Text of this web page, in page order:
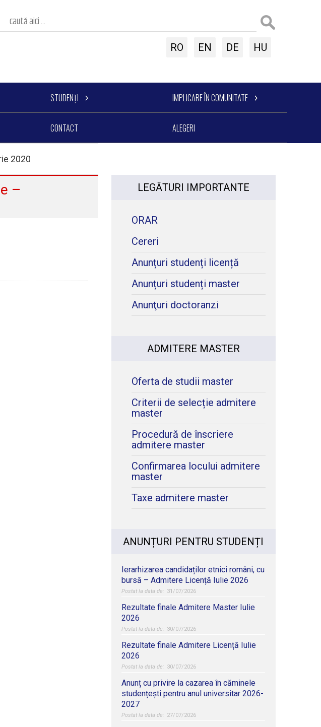
RO EN DE HU
STUDENȚI IMPLICARE ÎN COMUNITATE
CONTACT ALEGERI
2020
–
LEGĂTURI IMPORTANTE
ORAR
Cereri
Anunțuri studenți licență
Anunțuri studenți master
Anunţuri doctoranzi
ADMITERE MASTER
Oferta de studii master
Criterii de selecție admitere
master
Procedură de înscriere
admitere master
Confirmarea locului admitere
master
Taxe admitere master
ANUNȚURI PENTRU STUDENȚI
Ierarhizarea candidaților etnici români, cu
bursă – Admitere Licență Iulie 2026
31/07/2026
Rezultate finale Admitere Master Iulie
2026
30/07/2026
Rezultate finale Admitere Licență Iulie
2026
30/07/2026
Anunț cu privire la cazarea în căminele
studențești pentru anul universitar 2026-
2027
27/07/2026